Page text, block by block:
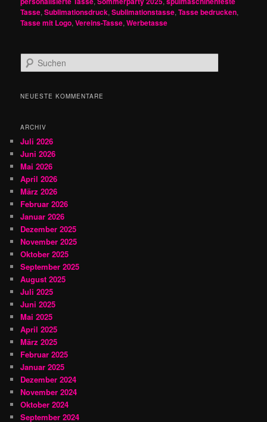
Tasse,Sublimationsdruck,Sublimationstasse,Tasse bedrucken,
Tasse mit Logo,Vereins-Tasse,Werbetasse
u
h
NEUESTE KOMMENTARE
ARCHIV
Juli 2026
Juni 2026
Mai 2026
April 2026
März 2026
Februar 2026
Januar 2026
Dezember 2025
November 2025
Oktober 2025
September 2025
August 2025
Juli 2025
Juni 2025
Mai 2025
April 2025
März 2025
Februar 2025
Januar 2025
Dezember 2024
November 2024
Oktober 2024
September 2024